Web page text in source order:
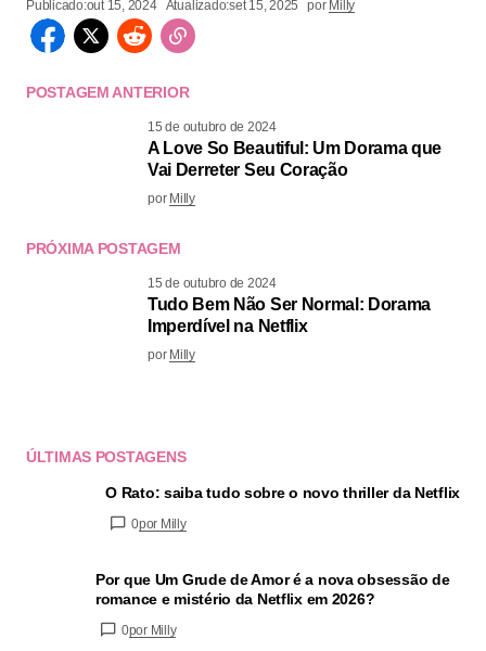
Publicado:out 15, 2024 Atualizado:set 15, 2025 por Milly
POSTAGEM ANTERIOR
15 de outubro de 2024
A Love So Beautiful: Um Dorama que
Vai Derreter Seu Coração
por Milly
PRÓXIMA POSTAGEM
15 de outubro de 2024
Tudo Bem Não Ser Normal: Dorama
Imperdível na Netflix
por Milly
ÚLTIMAS POSTAGENS
O Rato: saiba tudo sobre o novo thriller da Netflix
0por Milly
Por que Um Grude de Amor é a nova obsessão de
romance e mistério da Netflix em 2026?
0por Milly